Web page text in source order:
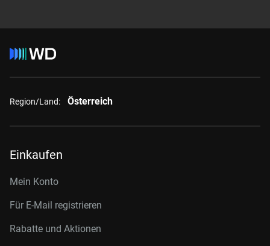
Region/Land: Österreich
Einkaufen
Mein Konto
Für E-Mail registrieren
Rabatte und Aktionen